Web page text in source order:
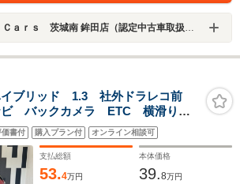
ａｒｓ 茨城南 鉾田店（認定中古車取扱店）
イブリッド 1.3 社外ドラレコ前
ビ バックカメラ ETC 横滑り防
プレーヤー接続可 CD 純正キー
価書付 購入プラン付 オンライン相談可
支払総額
53.4万円
本体価格
39.8万円